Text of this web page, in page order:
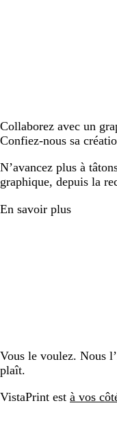
Collaborez avec un
Confiez-nous sa
N’avancez plus à
graphique, depuis la
En savoir plus
Vous le voulez. Nous
plaît.
VistaPrint est à vos